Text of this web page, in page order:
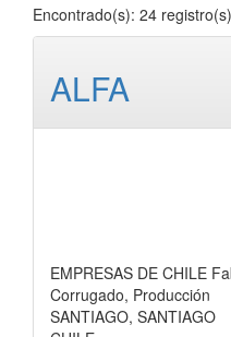
Encontrado(s): 24
ALFA
EMPRESAS DE CHILE
Corrugado, Producción
SANTIAGO, SANTIAGO